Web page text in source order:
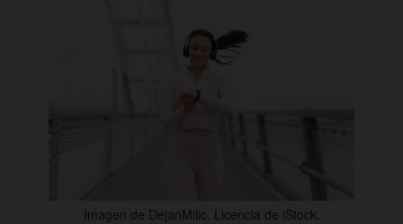
Imagen de DejanMilic. Licencia de iStock.